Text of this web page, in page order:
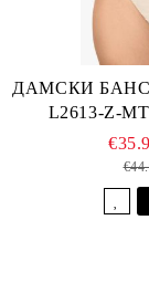
ДАМСКИ
L2613-Z-